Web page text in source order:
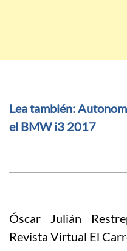
Lea también:
el BMW i3 2017
Óscar Julián
Revista Virtual El